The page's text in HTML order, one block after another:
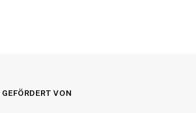
GEFÖRDERT VON